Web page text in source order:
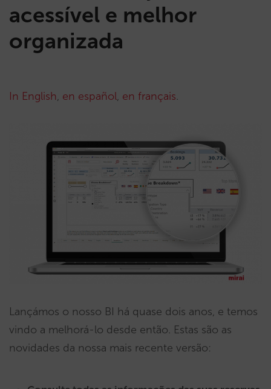
acessível e melhor
organizada
In English, en español, en français.
Lançámos o nosso BI há quase dois anos, e temos
vindo a melhorá-lo desde então. Estas são as
novidades da nossa mais recente versão: